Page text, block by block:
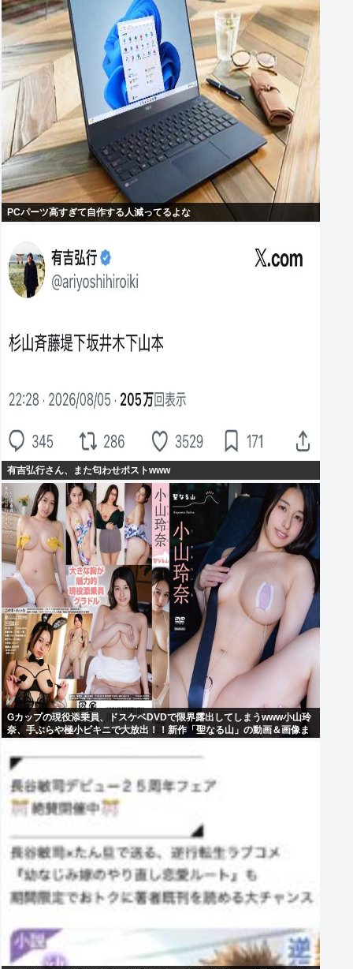
PCパーツ高すぎて自作する人減ってるよな
有吉弘行さん、また匂わせポストwww
Gカップの現役添乗員、ドスケベDVDで限界露出してしまうwww小山玲
奈、手ぶらや極小ビキニで大放出！！新作「聖なる山」の動画＆画像ま